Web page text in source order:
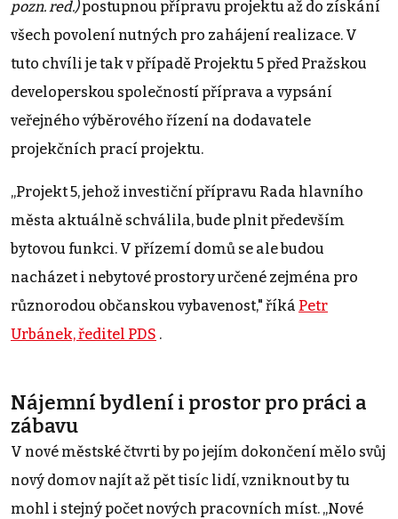
pozn. red.)postupnou přípravu projektu až do získání
všech povolení nutných pro zahájení realizace. V
tuto chvíli je tak v případě Projektu 5 před Pražskou
developerskou společností příprava a vypsání
veřejného výběrového řízení na dodavatele
projekčních prací projektu.
„Projekt 5, jehož investiční přípravu Rada hlavního
města aktuálně schválila, bude plnit především
bytovou funkci. V přízemí domů se ale budou
nacházet i nebytové prostory určené zejména pro
různorodou občanskou vybavenost," říká Petr
Urbánek, ředitel PDS .
Nájemní bydlení i prostor pro práci a
zábavu
V nové městské čtvrti by po jejím dokončení mělo svůj
nový domov najít až pět tisíc lidí, vzniknout by tu
mohl i stejný počet nových pracovních míst. „Nové